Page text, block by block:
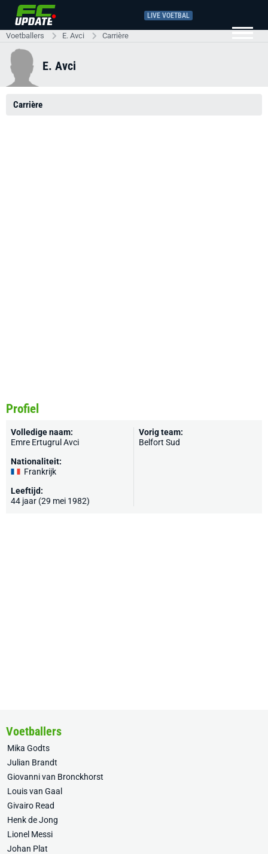
LIVE VOETBAL
Voetballers E. Avci Carrière
E. Avci
Carrière
Profiel
Volledige naam:
Emre Ertugrul Avci
Nationaliteit:
Frankrijk
Leeftijd:
44 jaar (29 mei 1982)
Vorig team:
Belfort Sud
Voetballers
Mika Godts
Julian Brandt
Giovanni van Bronckhorst
Louis van Gaal
Givairo Read
Henk de Jong
Lionel Messi
Johan Plat